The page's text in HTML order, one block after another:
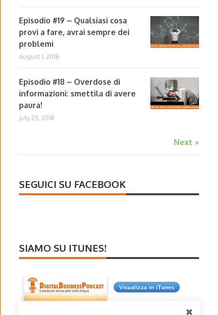
Episodio #19 – Qualsiasi cosa
provi a fare, avrai sempre dei
problemi
August 1, 2018
Episodio #18 – Overdose di
informazioni: smettila di avere
paura!
July 25, 2018
Next »
SEGUICI SU FACEBOOK
SIAMO SU ITUNES!